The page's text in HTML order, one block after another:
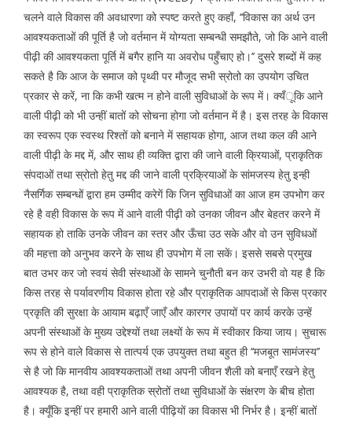
चलने वाले विकास की अवधारणा को स्पष्ट करते हुए कहाँ, ‘‘विकास का अर्थ उन
आवश्यकताओं की पूर्ति है जो वर्तमान में योग्यता सम्बन्धी समझौते, जो कि आने वाली
पीढ़ी की आवश्यकता पूर्ति में बगैर हानि या अवरोध पहुँचाए हो।’’ दुसरे शब्दों में कह
सकते है कि आज के समाज को पृथ्वी पर मौजूद सभी स्रोतो का उपयोग उचित
प्रकार से करें, ना कि कभी खत्म न होने वाली सुविधाओं के रूप में। क्यँूकि आने
वाली पीढ़ी को भी उन्हीं बातों को सोचना होगा जो वर्तमान में है। इस तरह के विकास
का स्वरूप एक स्वस्थ रिश्तों को बनाने में सहायक होगा, आज तथा कल की आने
वाली पीढ़ी के मद्द में, और साथ ही व्यक्ति द्वारा की जाने वाली क्रियाओं, प्राकृतिक
संपदाओं तथा स्रोतो हेतु मद्द की जाने वाली प्रक्रियाओं के सांमजस्य हेतु इन्ही
नैसर्गिक सम्बन्धों द्वारा हम उम्मीद करेगें कि जिन सुविधाओं का आज हम उपभोग कर
रहे है वही विकास के रूप में आने वाली पीढ़ी को उनका जीवन और बेहतर करने में
सहायक हो ताकि उनके जीवन का स्तर और ऊँचा उठ सके और वो उन सुविधओं
की महत्ता को अनुभव करने के साथ ही उपभोग में ला सकें। इससे सबसे प्रमुख
बात उभर कर जो स्वयं सेवी संस्थाओं के सामने चुनौती बन कर उभरी वो यह है कि
किस तरह से पर्यावरणीय विकास होता रहे और प्राकृतिक आपदाओं से किस प्रकार
प्रकृति की सुरक्षा के आयाम बढ़ाएँ जाएँ और कारगर उपायों पर कार्य करके उन्हें
अपनी संस्थाओं के मुख्य उद्देश्यों तथा लक्ष्यों के रूप में स्वीकार किया जाय। सुचारू
रूप से होने वाले विकास से तात्पर्य एक उपयुक्त तथा बहुत ही ‘‘मजबूत सामंजस्य’’
से है जो कि मानवीय आवश्यकताओं तथा अपनी जीवन शैली को बनाएँ रखने हेतु
आवश्यक है, तथा वही प्राकृतिक स्रोतों तथा सुविधाओं के संक्षरण के बीच होता
है। क्यूँकि इन्हीं पर हमारी आने वाली पीढ़ियों का विकास भी निर्भर है। इन्हीं बातों